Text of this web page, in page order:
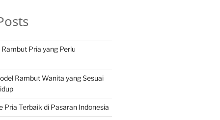
Pria yang Perlu
Rambut Wanita yang Sesuai
Pria Terbaik di Pasaran Indonesia